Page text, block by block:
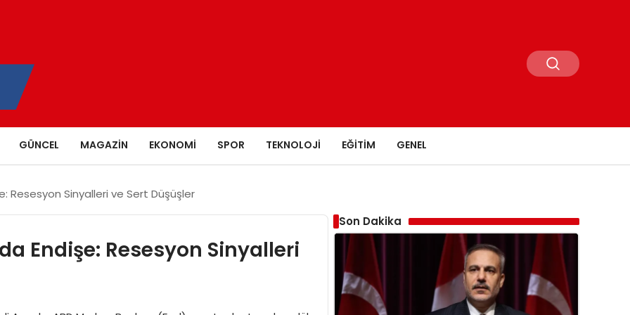
GÜNCEL MAGAZIN EKONOMI SPOR TEKNOLOJI EĞITIM GENEL
Resesyon Sinyalleri ve Sert Düşüşler
Endişe: Resesyon Sinyalleri
Son Dakika